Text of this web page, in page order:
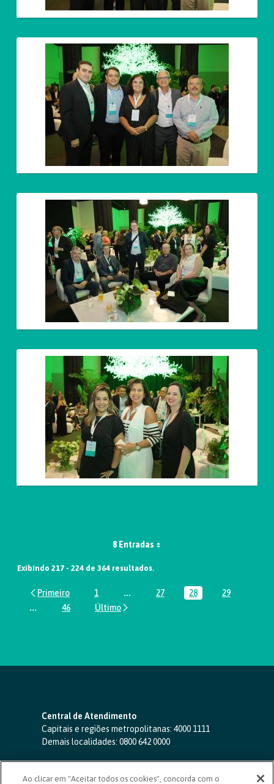
8 Entradas
Exibindo 217 - 224 de 364 resultados.
Página
1 ...Páginas intermediárias Usar ABA
Página
27 Página
28 Página
29
...Páginas intermediárias Usar ABA para navegar.
Página
46
Central de Atendimento
Capitais e regiões metropolitanas: 4000 1111
Demais localidades: 0800 642 0000
SAC 24 horas-0800 724 4420
Ao clicar em "Aceitar todos os cookies", concorda com o